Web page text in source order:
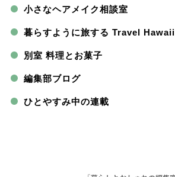
小さなヘアメイク相談室
暮らすように旅する Travel Hawaii
別室 料理とお菓子
編集部ブログ
ひとやすみ中の連載